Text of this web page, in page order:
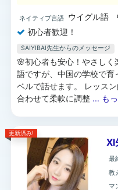
ネイティブ言語 ウイグル語
初心者歓迎！
SAIYIBAI先生からのメッセージ
🌸初心者も安心！やさし
語ですが、中国の学校で
ベルで話せます。 レッス
合わせて柔軟に調整 ... も
更新済み!
XI
最
教
マ